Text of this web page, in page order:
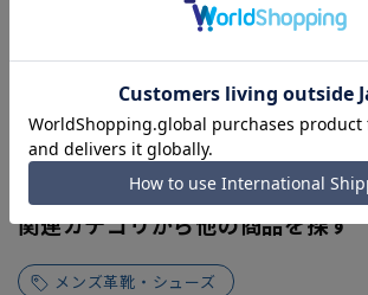
関連カテゴリから他の商品を探す
メンズ革靴・シューズ